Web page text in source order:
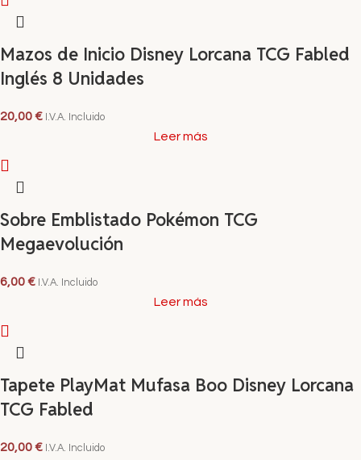
Mazos de Inicio Disney Lorcana TCG Fabled
Inglés 8 Unidades
20,00€ I.V.A. Incluido
Leer más
Sobre Emblistado Pokémon TCG
Megaevolución
6,00€ I.V.A. Incluido
Leer más
Tapete PlayMat Mufasa Boo Disney Lorcana
TCG Fabled
20,00€ I.V.A. Incluido